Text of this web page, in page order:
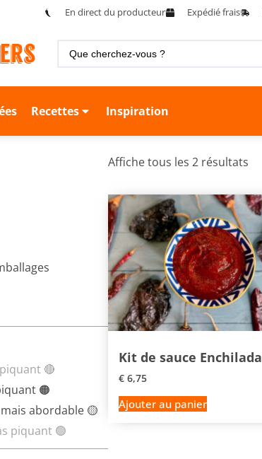
En direct du producteur Expédié frais
Recettes Inspiration
🔴
🟠
abordable 🟡
piquant 🟢
Affiche tous les 2 résultats
Kit de sauce Enchilada
€ 6,75
Ajouter au panier